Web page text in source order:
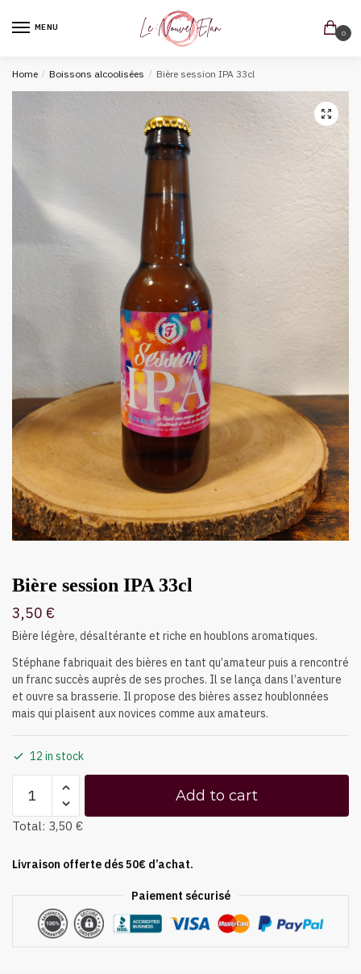
MENU
0
Home / Boissons alcoolisées / Bière session IPA 33cl
🔍
Bière session IPA 33cl
3,50 €
Bière légère, désaltérante et riche en houblons aromatiques.
Stéphane fabriquait des bières en tant qu’amateur puis a rencontré
un franc succès auprès de ses proches. Il se lança dans l’aventure
et ouvre sa brasserie. Il propose des bières assez houblonnées
mais qui plaisent aux novices comme aux amateurs.
12 in stock
Add to cart
Total: 3,50 €
Livraison offerte dés 50€ d’achat.
Paiement sécurisé